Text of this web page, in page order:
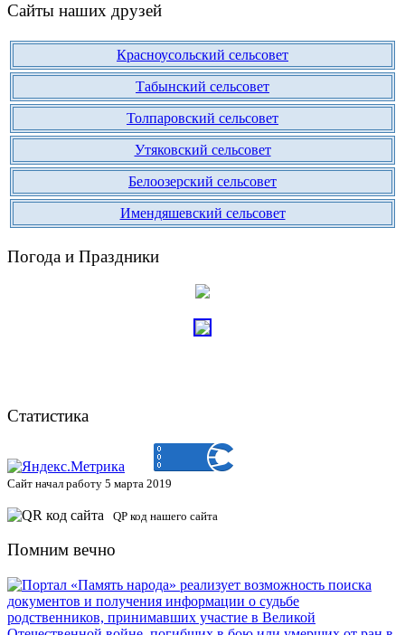
Сайты наших друзей
Красноусольский сельсовет
Табынский сельсовет
Толпаровский сельсовет
Утяковский сельсовет
Белоозерский сельсовет
Имендяшевский сельсовет
Погода и Праздники
Статистика
Сайт начал работу 5 марта 2019
QP код нашего сайта
Помним вечно